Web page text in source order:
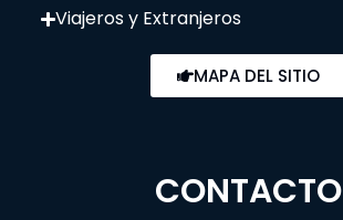
Viajeros y Extranjeros
MAPA DEL SITIO
CONTACTO